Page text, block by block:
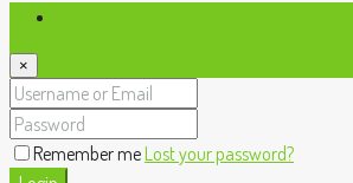
×
Remember meLost your password?